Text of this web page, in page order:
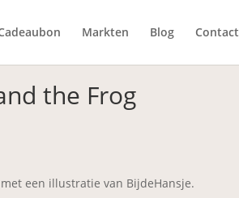
Markten Blog Contact
the Frog
een illustratie van BijdeHansje.